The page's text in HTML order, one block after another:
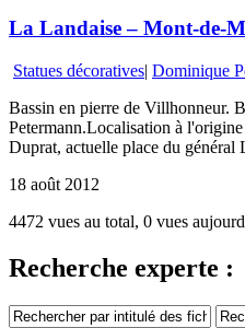
La Landaise – Mont-de-
Statues décoratives| Dominique
Bassin en pierre de Villhonneur.
Petermann.Localisation à
Duprat, actuelle place du général
18 août 2012
4472 vues au total, 0 vues
Recherche experte :